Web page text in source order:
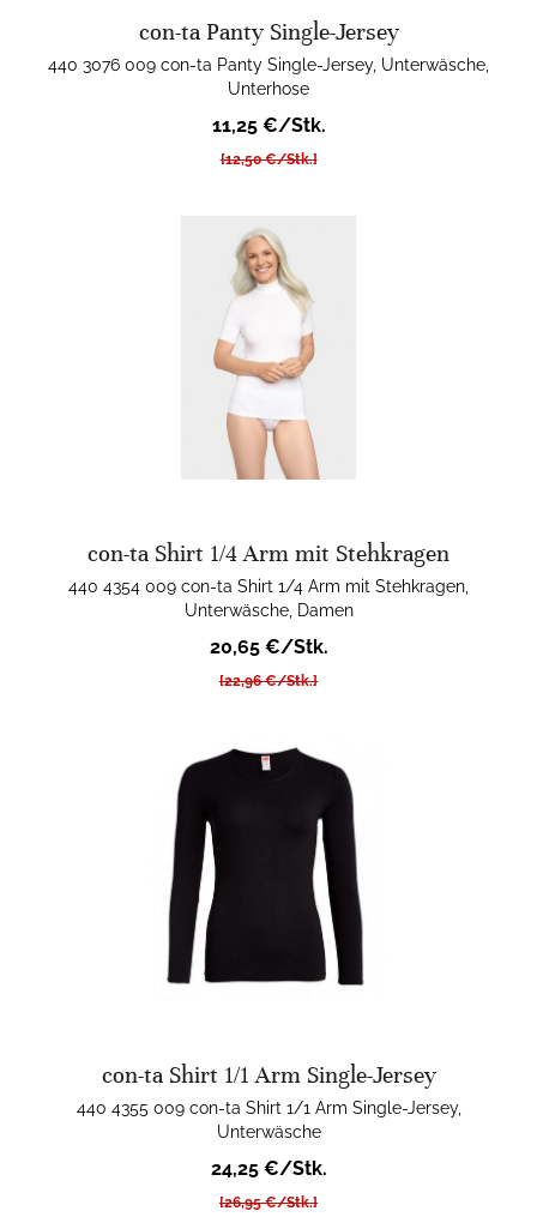
con-ta Panty Single-Jersey
440 3076 009 con-ta Panty Single-Jersey, Unterwäsche,
Unterhose
11,25 €/Stk.
[12,50 €/Stk.]
con-ta Shirt 1/4 Arm mit Stehkragen
440 4354 009 con-ta Shirt 1/4 Arm mit Stehkragen,
Unterwäsche, Damen
20,65 €/Stk.
[22,96 €/Stk.]
con-ta Shirt 1/1 Arm Single-Jersey
440 4355 009 con-ta Shirt 1/1 Arm Single-Jersey,
Unterwäsche
24,25 €/Stk.
[26,95 €/Stk.]